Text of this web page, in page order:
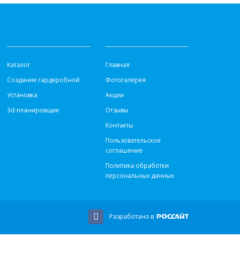
Каталог
Создание гардеробной
Установка
3d-планировщик
Главная
Фотогалерея
Акции
Отзывы
Контакты
Пользовательское
соглашение
Политика обработки
персональных данных
Разработано в